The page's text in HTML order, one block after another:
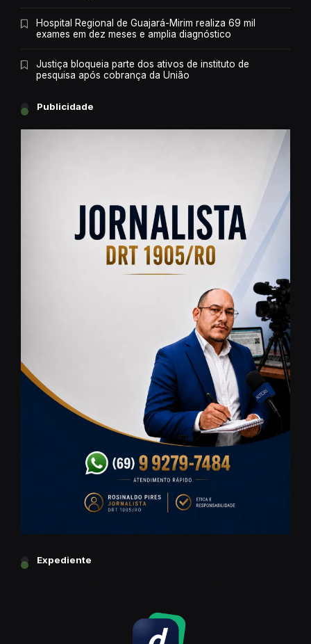
Hospital Regional de Guajará-Mirim realiza 69 mil
exames em dez meses e amplia diagnóstico
Justiça bloqueia parte dos ativos de instituto de
pesquisa após cobrança da União
Publicidade
Expediente